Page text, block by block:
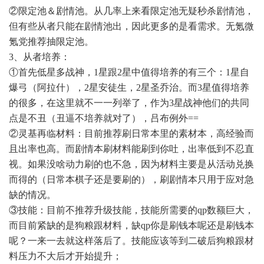
②限定池＆剧情池。从几率上来看限定池无疑秒杀剧情池，
但有些从者只能在剧情池出，因此更多的是看需求。无氪微
氪党推荐抽限定池。
3、从者培养：
①首先低星多战神，1星跟2星中值得培养的有三个：1星自
爆弓（阿拉什），2星安徒生，2星圣乔治。而3星值得培养
的很多，在这里就不一一列举了，作为3星战神他们的共同
点是不丑（丑逼不培养就对了），吕布例外==
②灵基再临材料：目前推荐刷日常本里的素材本，高经验而
且出率也高。而剧情本刷材料能刷到你吐，出率低到不忍直
视。如果没啥动力刷的也不急，因为材料主要是从活动兑换
而得的（日常本棋子还是要刷的），刷剧情本只用于应对急
缺的情况。
③技能：目前不推荐升级技能，技能所需要的qp数额巨大，
而目前紧缺的是狗粮跟材料，缺qp你是刷钱本呢还是刷钱本
呢？一来一去就这样落后了。技能应该等到二破后狗粮跟材
料压力不大后才开始提升；